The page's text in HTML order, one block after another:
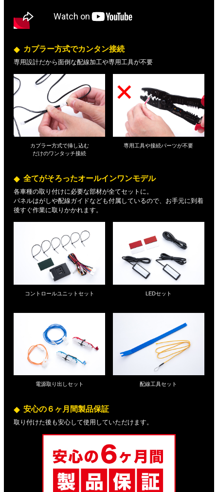
カプラー方式でカンタン接続
専用設計だから面倒な配線加工や専用工具が不要
カプラー方式で挿し込む
だけのワンタッチ接続
専用工具や接続パーツが不要
全てがそろったオールインワンモデル
各車種の取り付けに必要な部材が全てセットに。
パネルはがしや配線ガイドなども付属しているので、お手元に到着
後すぐ作業に取りかかれます。
コントロールユニットセット LEDセット
電源取り出しセット 配線工具セット
安心の６ヶ月間製品保証
取り付けた後も安心して使用していただけます。